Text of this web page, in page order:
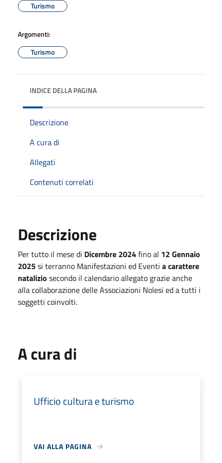
Turismo
Argomenti:
Turismo
INDICE DELLA PAGINA
Descrizione
A cura di
Allegati
Contenuti correlati
Descrizione
Per tutto il mese di Dicembre 2024fino al 12 Gennaio
2025si terranno Manifestazioni ed Eventi a carattere
natalizio secondo il calendario allegato grazie anche
alla collaborazione delle Associazioni Nolesi ed a tutti i
soggetti coinvolti.
A cura di
Ufficio cultura e turismo
VAI ALLA PAGINA